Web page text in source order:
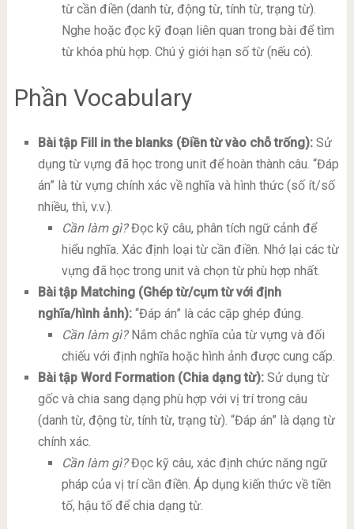
từ cần điền (danh từ, động từ, tính từ, trạng từ).
Nghe hoặc đọc kỹ đoạn liên quan trong bài để tìm
từ khóa phù hợp. Chú ý giới hạn số từ (nếu có).
Phần Vocabulary
Bài tập Fill in the blanks (Điền từ vào chỗ trống):Sử
dụng từ vựng đã học trong unit để hoàn thành câu. “Đáp
án” là từ vựng chính xác về nghĩa và hình thức (số ít/số
nhiều, thì, v.v.).
Cần làm gì?Đọc kỹ câu, phân tích ngữ cảnh để
hiểu nghĩa. Xác định loại từ cần điền. Nhớ lại các từ
vựng đã học trong unit và chọn từ phù hợp nhất.
Bài tập Matching (Ghép từ/cụm từ với định
nghĩa/hình ảnh):“Đáp án” là các cặp ghép đúng.
Cần làm gì?Nắm chắc nghĩa của từ vựng và đối
chiếu với định nghĩa hoặc hình ảnh được cung cấp.
Bài tập Word Formation (Chia dạng từ):Sử dụng từ
gốc và chia sang dạng phù hợp với vị trí trong câu
(danh từ, động từ, tính từ, trạng từ). “Đáp án” là dạng từ
chính xác.
Cần làm gì?Đọc kỹ câu, xác định chức năng ngữ
pháp của vị trí cần điền. Áp dụng kiến thức về tiền
tố, hậu tố để chia dạng từ.